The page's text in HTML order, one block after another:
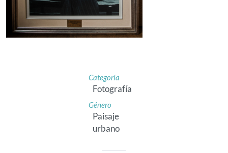
Categoría
Fotografía
Género
Paisaje
urbano